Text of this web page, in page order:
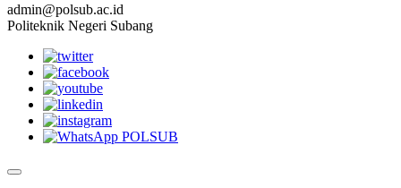
admin@polsub.ac.id
Politeknik Negeri Subang